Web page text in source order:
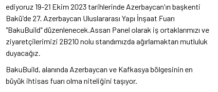
ediyoruz 19-21 Ekim 2023 tarihlerinde Azerbaycan'ın başkenti
Bakü'de 27. Azerbaycan Uluslararası Yapı İnşaat Fuarı
"BakuBuild" düzenlenecek.Assan Panel olarak iş ortaklarımızı ve
ziyaretçilerimizi 2B210 nolu standımızda ağırlamaktan mutluluk
duyacağız.
BakuBuild, alanında Azerbaycan ve Kafkasya bölgesinin en
büyük ihtisas fuarı olma niteliğini taşıyor.